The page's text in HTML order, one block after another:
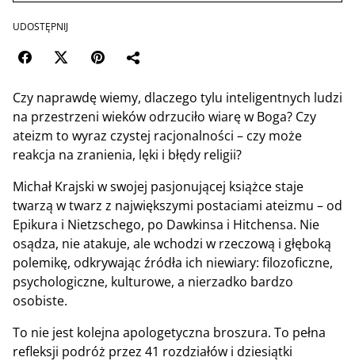
UDOSTĘPNIJ
Czy naprawdę wiemy, dlaczego tylu inteligentnych ludzi
na przestrzeni wieków odrzuciło wiarę w Boga? Czy
ateizm to wyraz czystej racjonalności – czy może
reakcja na zranienia, lęki i błędy religii?
Michał Krajski w swojej pasjonującej książce staje
twarzą w twarz z największymi postaciami ateizmu – od
Epikura i Nietzschego, po Dawkinsa i Hitchensa. Nie
osądza, nie atakuje, ale wchodzi w rzeczową i głęboką
polemikę, odkrywając źródła ich niewiary: filozoficzne,
psychologiczne, kulturowe, a nierzadko bardzo
osobiste.
To nie jest kolejna apologetyczna broszura. To pełna
refleksji podróż przez 41 rozdziałów i dziesiątki